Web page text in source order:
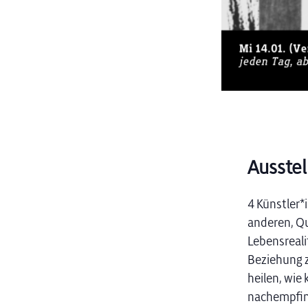
4
anderen,
Beziehung
heilen, wie